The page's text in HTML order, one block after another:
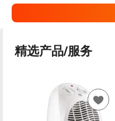
精选产品/服务